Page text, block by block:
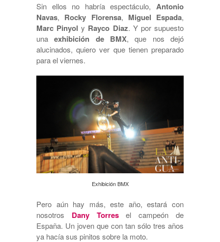
Sin ellos no habría espectáculo, Antonio
Navas, Rocky Florensa, Miguel Espada,
Marc Pinyol y Rayco Diaz. Y por supuesto
unaexhibición de BMX, que nos dejó
alucinados, quiero ver que tienen preparado
para el viernes.
Exhibición BMX
Pero aún hay más, este año, estará con
nosotros Dany Torresel campeón de
España. Un joven que con tan sólo tres años
ya hacía sus pinitos sobre la moto.